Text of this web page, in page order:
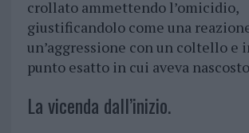
crollato ammettendo l’omicidio,
giustificandolo come una
un’aggressione con un coltello e
punto esatto in cui aveva
La vicenda dall’inizio.